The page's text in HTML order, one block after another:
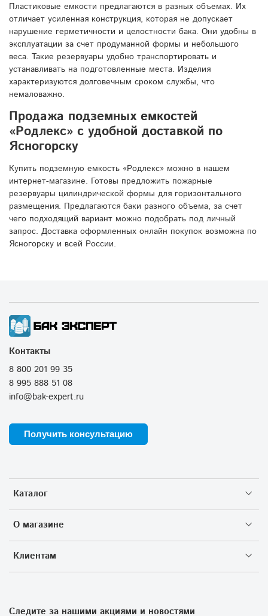
Пластиковые емкости предлагаются в разных объемах. Их
отличает усиленная конструкция, которая не допускает
нарушение герметичности и целостности бака. Они удобны в
эксплуатации за счет продуманной формы и небольшого
веса. Такие резервуары удобно транспортировать и
устанавливать на подготовленные места. Изделия
характеризуются долговечным сроком службы, что
немаловажно.
Продажа подземных емкостей
«Родлекс» с удобной доставкой по
Ясногорску
Купить подземную емкость «Родлекс» можно в нашем
интернет-магазине. Готовы предложить пожарные
резервуары цилиндрической формы для горизонтального
размещения. Предлагаются баки разного объема, за счет
чего подходящий вариант можно подобрать под личный
запрос. Доставка оформленных онлайн покупок возможна по
Ясногорску и всей России.
Каталог
О магазине
Клиентам
Контакты
8 800 201 99 35
8 995 888 51 08
info@bak-expert.ru
Получить консультацию
Следите за нашими акциями и новостями